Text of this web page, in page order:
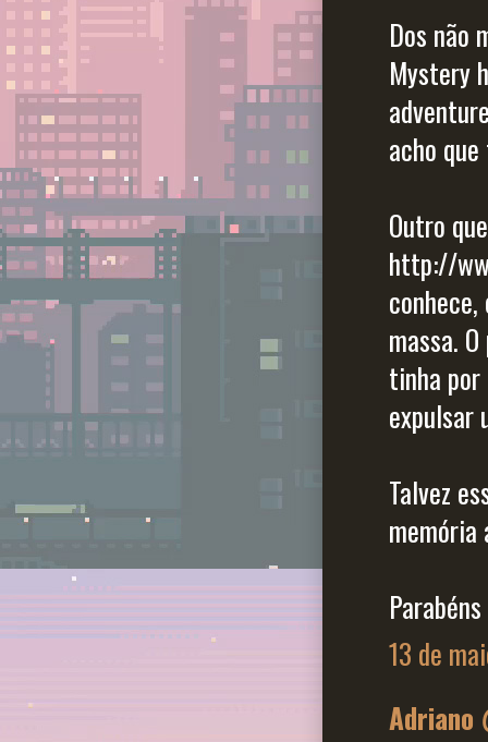
Dos não
Mystery
acho
Outro
http://
massa.
tinha por
expulsar
Talvez
memória
13 de
Adriano